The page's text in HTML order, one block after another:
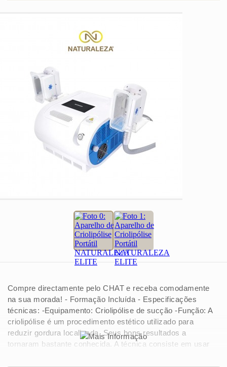
Compre directamente pelo CHAT e receba comodamente
na sua morada! - Formação Incluída - Especificações
técnicas: -Equipamento: Criolipólise de sucção -Função: A
criolipólise é um procedimento estético utilizado para
reduzir gordura localizada. Seus bons resultados a
tornaram bastante conhecida. A técnica consiste em usar